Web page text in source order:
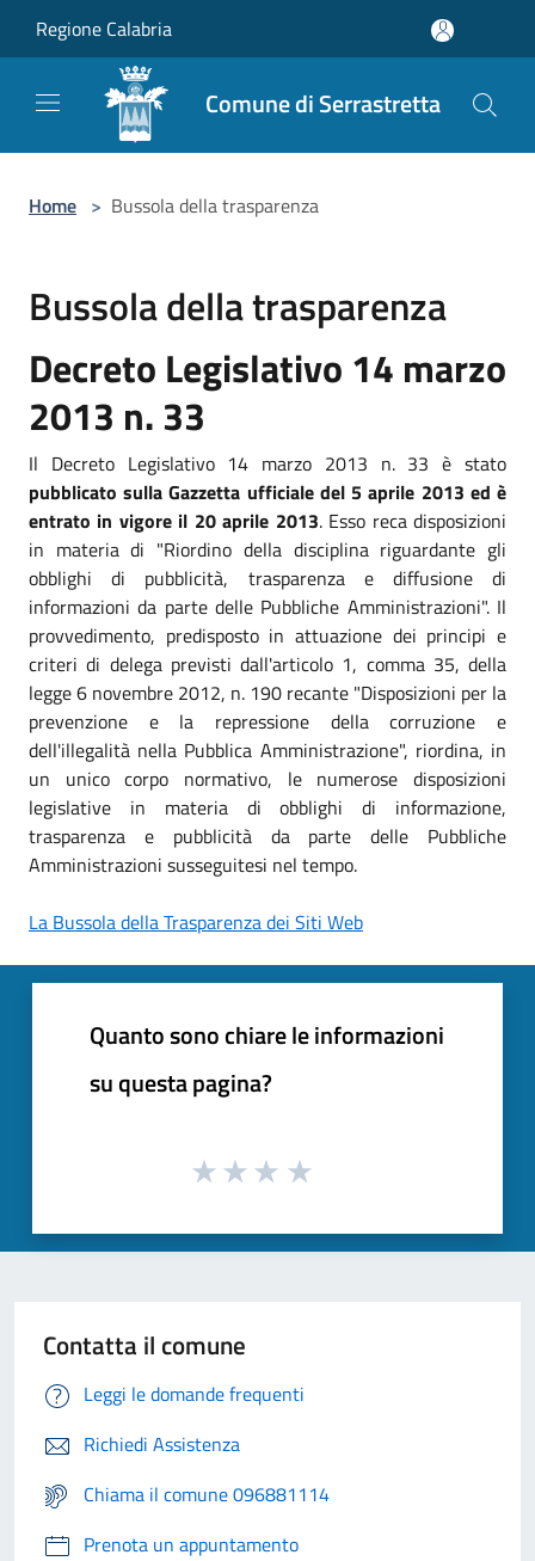
Regione Calabria
Comune di Serrastretta
Home > Bussola della trasparenza
Bussola della trasparenza
Decreto Legislativo 14 marzo
2013 n. 33
Il Decreto Legislativo 14 marzo 2013 n. 33 è stato
pubblicato sulla Gazzetta ufficiale del 5 aprile 2013 ed è
entrato in vigore il 20 aprile 2013. Esso reca disposizioni
in materia di "Riordino della disciplina riguardante gli
obblighi di pubblicità, trasparenza e diffusione di
informazioni da parte delle Pubbliche Amministrazioni". Il
provvedimento, predisposto in attuazione dei principi e
criteri di delega previsti dall'articolo 1, comma 35, della
legge 6 novembre 2012, n. 190 recante "Disposizioni per la
prevenzione e la repressione della corruzione e
dell'illegalità nella Pubblica Amministrazione", riordina, in
un unico corpo normativo, le numerose disposizioni
legislative in materia di obblighi di informazione,
trasparenza e pubblicità da parte delle Pubbliche
Amministrazioni susseguitesi nel tempo.
La Bussola della Trasparenza dei Siti Web
Quanto sono chiare le informazioni
su questa pagina?
Contatta il comune
Leggi le domande frequenti
Richiedi Assistenza
Chiama il comune 096881114
Prenota un appuntamento